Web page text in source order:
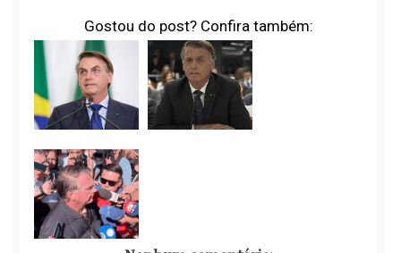
Gostou do post? Confira também: